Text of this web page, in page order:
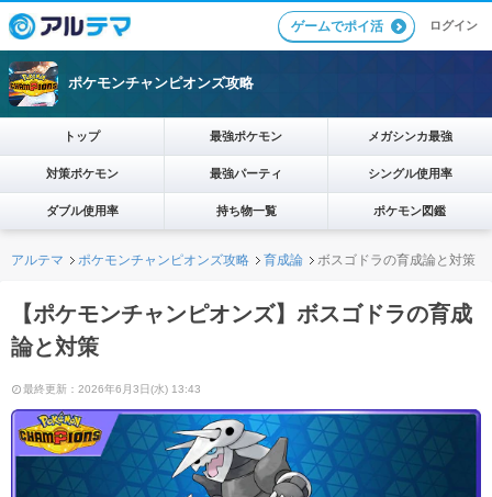
ゲームでポイ活 ログイン
ポケモンチャンピオンズ攻略
トップ 最強ポケモン メガシンカ最強
対策ポケモン 最強パーティ シングル使用率
ダブル使用率 持ち物一覧 ポケモン図鑑
アルテマ ポケモンチャンピオンズ攻略 育成論 ボスゴドラの育成論と対策
【ポケモンチャンピオンズ】ボスゴドラの育成
論と対策
最終更新：2026年6月3日(水) 13:43